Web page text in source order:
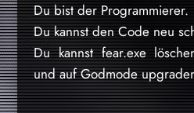
Du bist der Programmierer.
Du kannst den Code neu
Du kannst fear.exe
und auf Godmode